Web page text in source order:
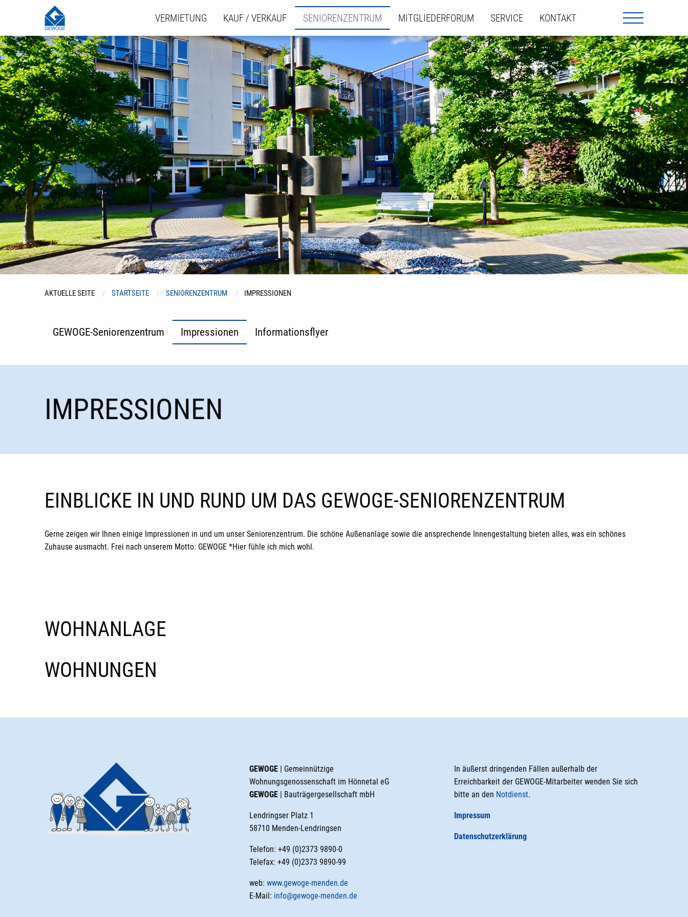
VERMIETUNG KAUF / VERKAUF SENIORENZENTRUM MITGLIEDERFORUM SERVICE KONTAKT
AKTUELLE SEITE STARTSEITE SENIORENZENTRUM IMPRESSIONEN
GEWOGE-Seniorenzentrum Impressionen Informationsflyer
IMPRESSIONEN
EINBLICKE IN UND RUND UM DAS GEWOGE-SENIORENZENTRUM
Gerne zeigen wir Ihnen einige Impressionen in und um unser Seniorenzentrum. Die schöne Außenanlage sowie die ansprechende Innengestaltung bieten alles, was ein schönes
Zuhause ausmacht. Frei nach unserem Motto: GEWOGE *Hier fühle ich mich wohl.
WOHNANLAGE
WOHNUNGEN
GEWOGE| Gemeinnützige
Wohnungsgenossenschaft im Hönnetal eG
GEWOGE| Bauträgergesellschaft mbH
Lendringser Platz 1
58710 Menden-Lendringsen
Telefon: +49 (0)2373 9890-0
Telefax: +49 (0)2373 9890-99
web: www.gewoge-menden.de
E-Mail: info@gewoge-menden.de
In äußerst dringenden Fällen außerhalb der
Erreichbarkeit der GEWOGE-Mitarbeiter wenden Sie sich
bitte an den Notdienst.
Impressum
Datenschutzerklärung